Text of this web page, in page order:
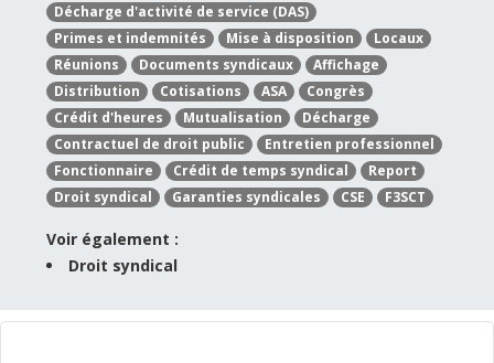
Décharge d'activité de service (DAS)
Primes et indemnités
Mise à disposition
Locaux
Réunions
Documents syndicaux
Affichage
Distribution
Cotisations ASA
Congrès
Crédit d'heures
Mutualisation
Décharge
Contractuel de droit public
Entretien professionnel
Fonctionnaire
Crédit de temps syndical
Report
Droit syndical
Garanties syndicales CSE F3SCT
Voir également :
Droit syndical